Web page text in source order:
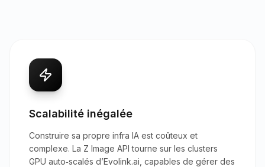
Scalabilité inégalée
Construire sa propre infra IA est coûteux et
complexe. La Z Image API tourne sur les clusters
GPU auto‑scalés d’Evolink.ai, capables de gérer des